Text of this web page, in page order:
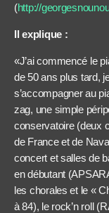
(http://
Il explique :
«J’ai commencé le
de 50 ans plus tard,
s’accompagner au
zag, une simple
conservatoire (deux
de France et de
concert et salles de
en débutant
les chorales et le «
à 84), le rock’n roll